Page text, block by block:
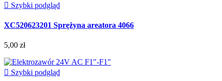
 Szybki podgląd
XC520623201 Sprężyna areatora 4066
5,00 zł
 Szybki podgląd